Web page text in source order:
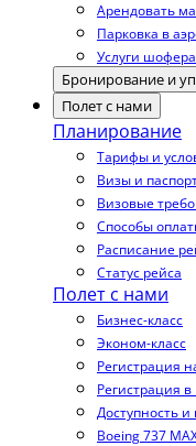
Арендовать
Парковка в
Услуги
Бронирование и
Полет с нами
Планирование
Тарифы и
Визы и
Визовые
Способы
Расписание
Статус рейса
Полет с нами
Бизнес-класс
Эконом-класс
Регистрация
Регистрация в
Доступность
Boeing 737